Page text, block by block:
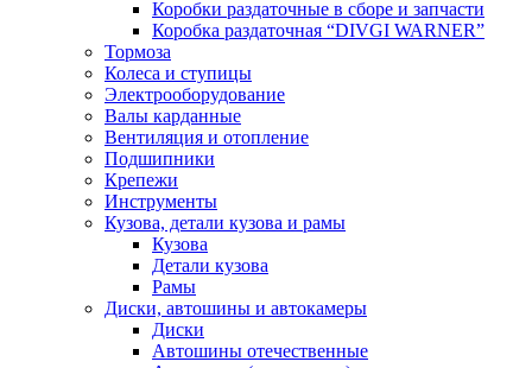
Коробки раздаточные в сборе и запчасти
Коробка раздаточная “DIVGI WARNER”
Тормоза
Колеса и ступицы
Электрооборудование
Валы карданные
Вентиляция и отопление
Подшипники
Крепежи
Инструменты
Кузова, детали кузова и рамы
Кузова
Детали кузова
Рамы
Диски, автошины и автокамеры
Диски
Автошины отечественные